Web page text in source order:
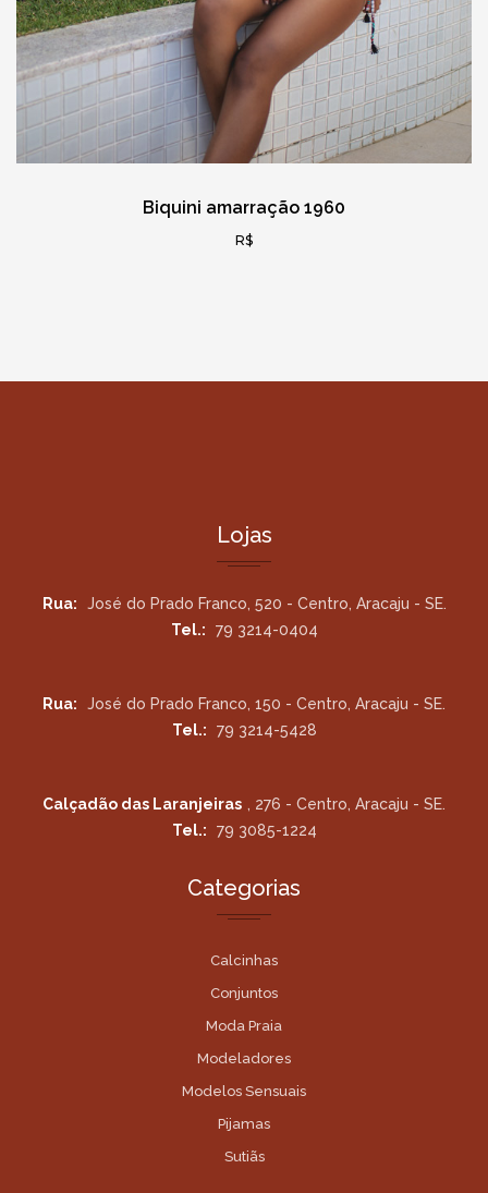
Biquini amarração 1960
R$
Lojas
Rua:
José do Prado Franco, 520 - Centro, Aracaju - SE.
Tel.:
79 3214-0404
Rua:
José do Prado Franco, 150 - Centro, Aracaju - SE.
Tel.:
79 3214-5428
Calçadão das Laranjeiras , 276 - Centro, Aracaju - SE.
Tel.:
79 3085-1224
Categorias
Calcinhas
Conjuntos
Moda Praia
Modeladores
Modelos Sensuais
Pijamas
Sutiãs